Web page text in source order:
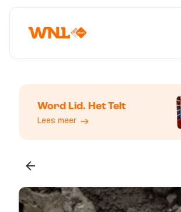
Word Lid. Het Telt
Lees meer